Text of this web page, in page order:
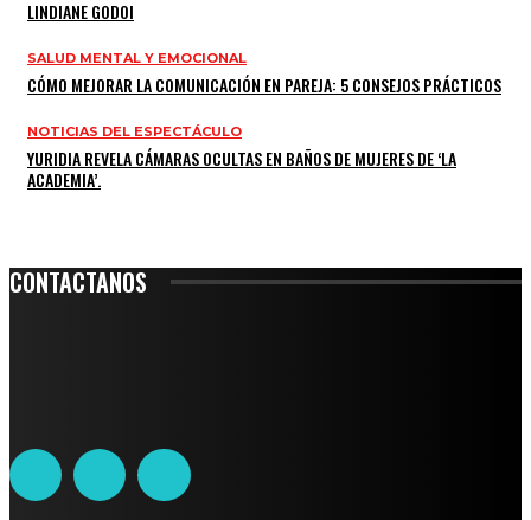
LINDIANE GODOI
SALUD MENTAL Y EMOCIONAL
CÓMO MEJORAR LA COMUNICACIÓN EN PAREJA: 5 CONSEJOS PRÁCTICOS
NOTICIAS DEL ESPECTÁCULO
YURIDIA REVELA CÁMARAS OCULTAS EN BAÑOS DE MUJERES DE ‘LA
ACADEMIA’.
CONTACTANOS